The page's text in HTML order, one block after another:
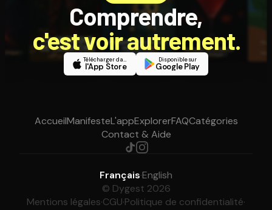
Comprendre,
c'est voir autrement.
Télécharger dans
l'App Store
Disponible sur
Google Play
AccueilManifesteL'appExplorerFAQCatégories
Contact & Aide
Français·English
© Dygest 2026
Mentions légales·CGU·Politique de confidentialité·